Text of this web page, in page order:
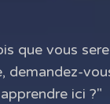
que vous
demandez-
ici ?"